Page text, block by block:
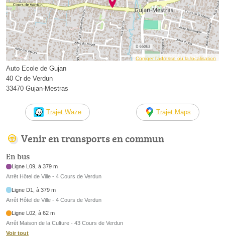
Corriger l’adresse ou la localisation
Auto Ecole de Gujan
40 Cr de Verdun
33470 Gujan-Mestras
Trajet Waze Trajet Maps
Venir en transports en commun
En bus
Ligne L09, à 379 m
Arrêt Hôtel de Ville - 4 Cours de Verdun
Ligne D1, à 379 m
Arrêt Hôtel de Ville - 4 Cours de Verdun
Ligne L02, à 62 m
Arrêt Maison de la Culture - 43 Cours de Verdun
Voir tout